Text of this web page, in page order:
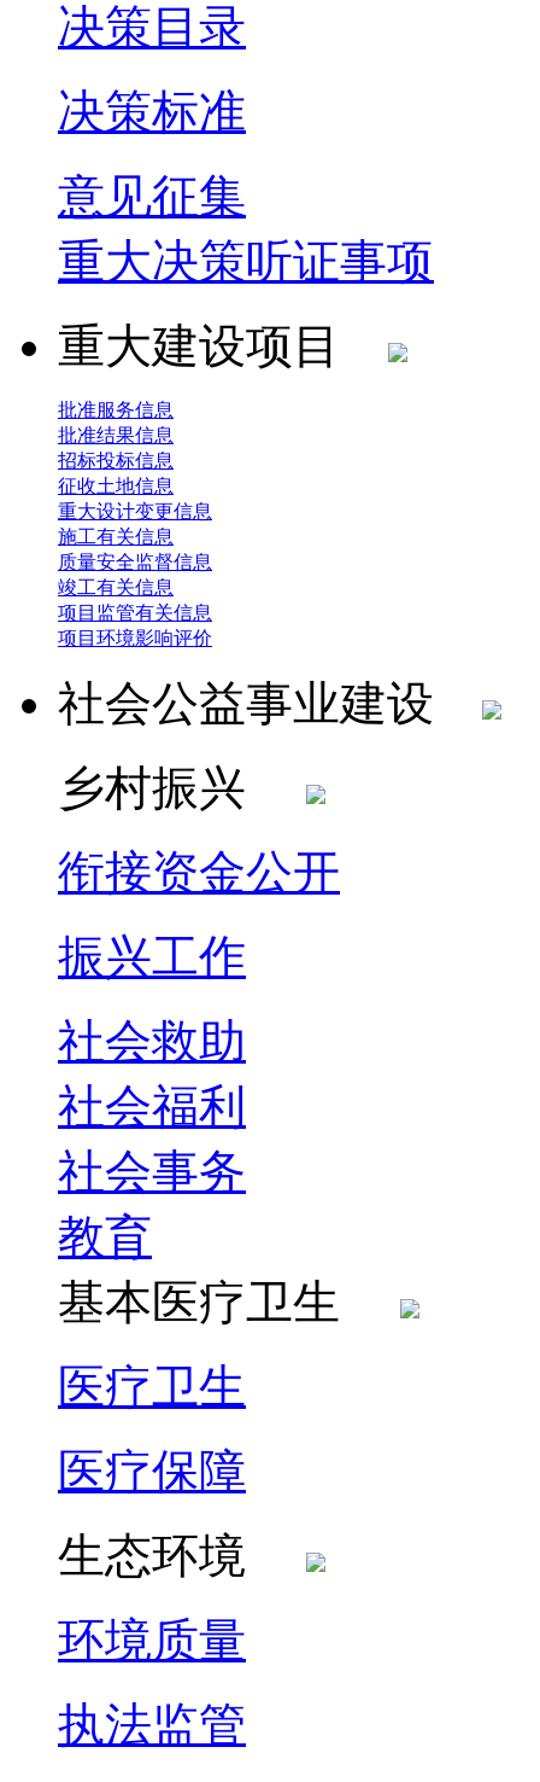
决策目录
决策标准
意见征集
重大决策听证事项
重大建设项目
批准服务信息
批准结果信息
招标投标信息
征收土地信息
重大设计变更信息
施工有关信息
质量安全监督信息
竣工有关信息
项目监管有关信息
项目环境影响评价
社会公益事业建设
乡村振兴
衔接资金公开
振兴工作
社会救助
社会福利
社会事务
教育
基本医疗卫生
医疗卫生
医疗保障
生态环境
环境质量
执法监管